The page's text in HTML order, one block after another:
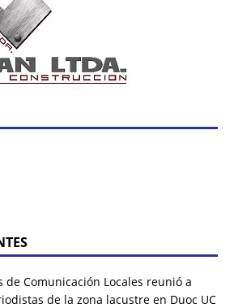
de Comunicación Locales reunió a
de la zona lacustre en Duoc UC